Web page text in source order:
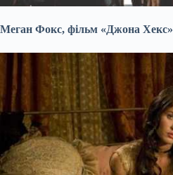
Меган Фокс, фільм «Джона Хекс»